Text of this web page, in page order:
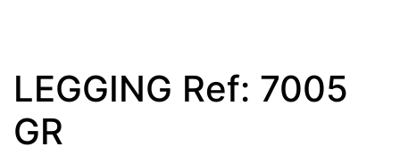
LEGGING Ref: 7005
GR